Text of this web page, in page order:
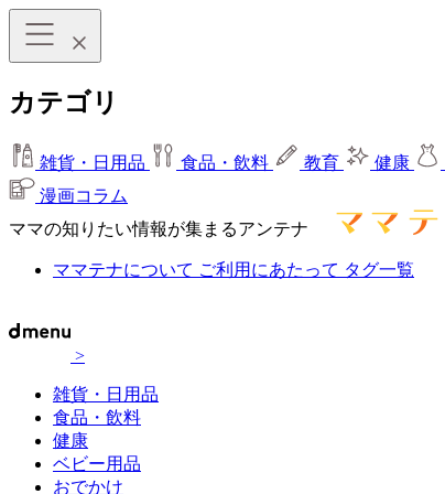
カテゴリ
雑貨・日用品 食品・飲料 教育 健康
漫画コラム
ママの知りたい情報が集まるアンテナ
ママテナについて ご利用にあたって タグ一覧
>
雑貨・日用品
食品・飲料
健康
ベビー用品
おでかけ